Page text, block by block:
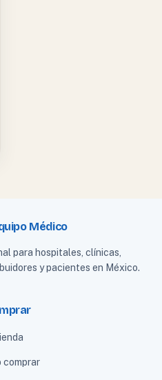
Médico
para hospitales, clínicas,
y pacientes en México.
comprar